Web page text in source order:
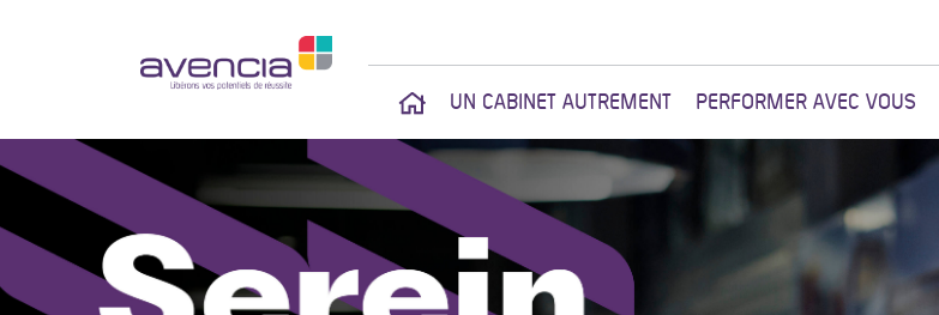
UN CABINET AUTREMENT PERFORMER AVEC VOUS